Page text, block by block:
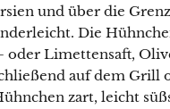
und über die
Die
Limettensaft,
auf dem
zart, leicht